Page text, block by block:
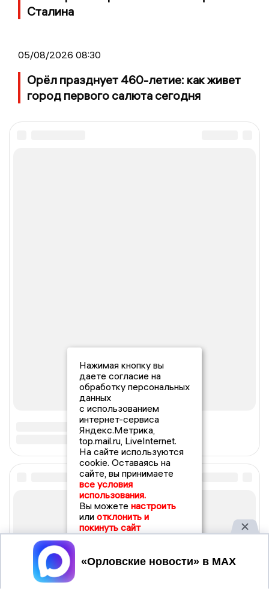
Сталина
05/08/2026 08:30
Орёл празднует 460-летие: как живет
город первого салюта сегодня
Нажимая кнопку вы
даете согласие на
обработку персональных
данных
с использованием
интернет-сервиса
Яндекс.Метрика,
top.mail.ru, LiveInternet.
На сайте используются
cookie. Оставаясь на
сайте, вы принимаете
все условия
использования.
Вы можете настроить
или отклонить и
покинуть сайт
Принять